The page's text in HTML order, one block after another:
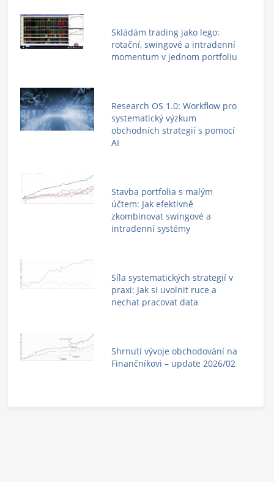
Skládám trading jako lego:
rotační, swingové a intradenní
momentum v jednom portfoliu
Research OS 1.0: Workflow pro
systematický výzkum
obchodních strategií s pomocí
AI
Stavba portfolia s malým
účtem: Jak efektivně
zkombinovat swingové a
intradenní systémy
Síla systematických strategií v
praxi: Jak si uvolnit ruce a
nechat pracovat data
Shrnutí vývoje obchodování na
Finančníkovi – update 2026/02